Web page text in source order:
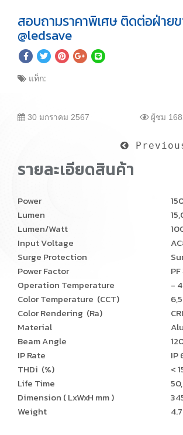
สอบถามราคาพิเศษ ติดต่อฝ่ายข
@ledsave
แท็ก:
30 มกราคม 2567 ผู้ชม

รายละเอียดสินค้า
Power
Lumen
Lumen/Watt
Input Voltage
Surge Protection
Power Factor
Operation Temperature
-
Color Temperature (CCT)
Color Rendering (Ra)
Material
Beam Angle
IP Rate
IP
THDi (%)
<
Life Time
Dimension ( LxWxH mm )
Weight